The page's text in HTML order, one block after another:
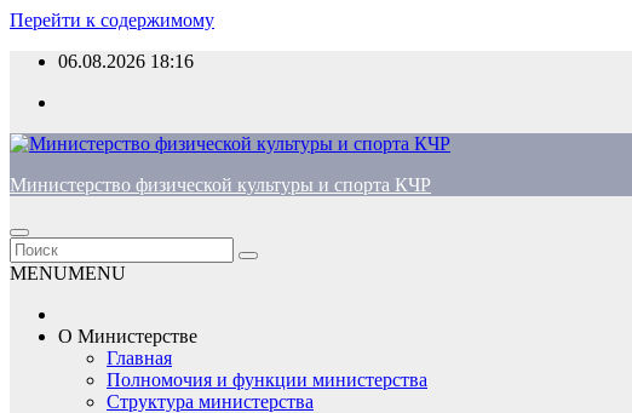
Перейти к содержимому
06.08.2026 18:16
Министерство физической культуры и спорта КЧР
MENUMENU
О Министерстве
Главная
Полномочия и функции министерства
Структура министерства